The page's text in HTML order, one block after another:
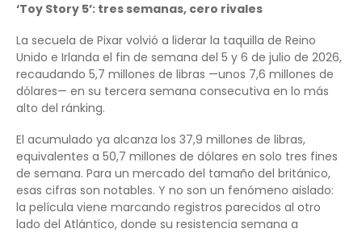
‘Toy Story 5’: tres semanas, cero rivales
La secuela de Pixar volvió a liderar la taquilla de Reino
Unido e Irlanda el fin de semana del 5 y 6 de julio de 2026,
recaudando 5,7 millones de libras —unos 7,6 millones de
dólares— en su tercera semana consecutiva en lo más
alto del ránking.
El acumulado ya alcanza los 37,9 millones de libras,
equivalentes a 50,7 millones de dólares en solo tres fines
de semana. Para un mercado del tamaño del británico,
esas cifras son notables. Y no son un fenómeno aislado:
la película viene marcando registros parecidos al otro
lado del Atlántico, donde su resistencia semana a